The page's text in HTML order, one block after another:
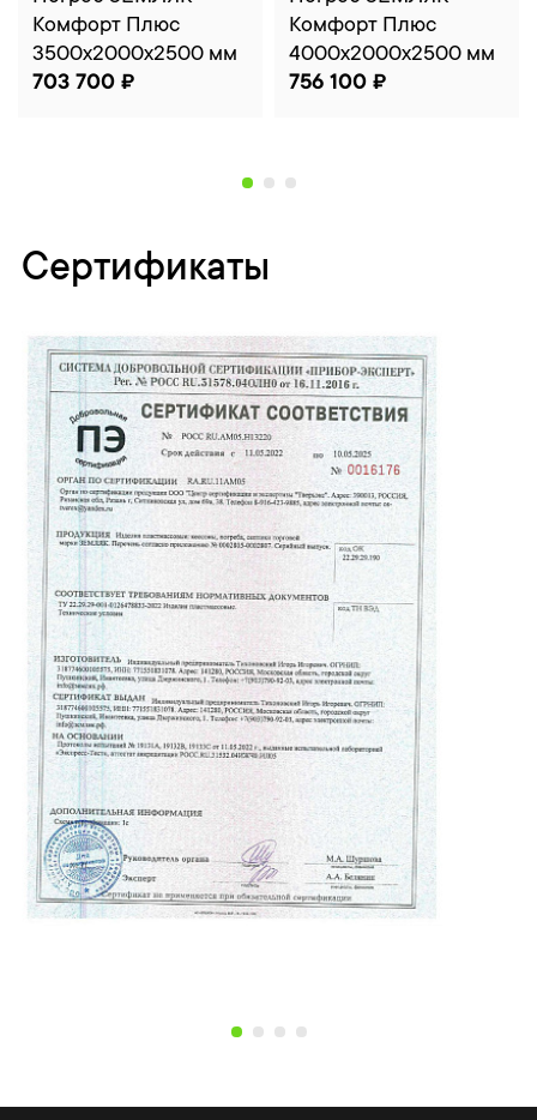
Комфорт Плюс
3500x2000x2500 мм
703 700 ₽
Комфорт Плюс
4000x2000x2500 мм
756 100 ₽
Сертификаты